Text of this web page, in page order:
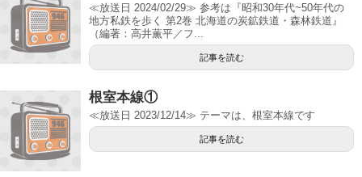
≪放送日 2024/02/29≫ 参考は『昭和30年代~50年代の
地方私鉄を歩く 第2巻 北海道の炭鉱鉄道・森林鉄道』
（編著：高井薫平／フ...
記事を読む
根室本線①
≪放送日 2023/12/14≫ テーマは、根室本線です
記事を読む